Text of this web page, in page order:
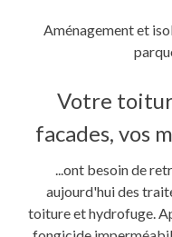
Aménagement et
Votre
facades, vos
...ont besoin de
aujourd'hui des
toiture et hydrofuge.